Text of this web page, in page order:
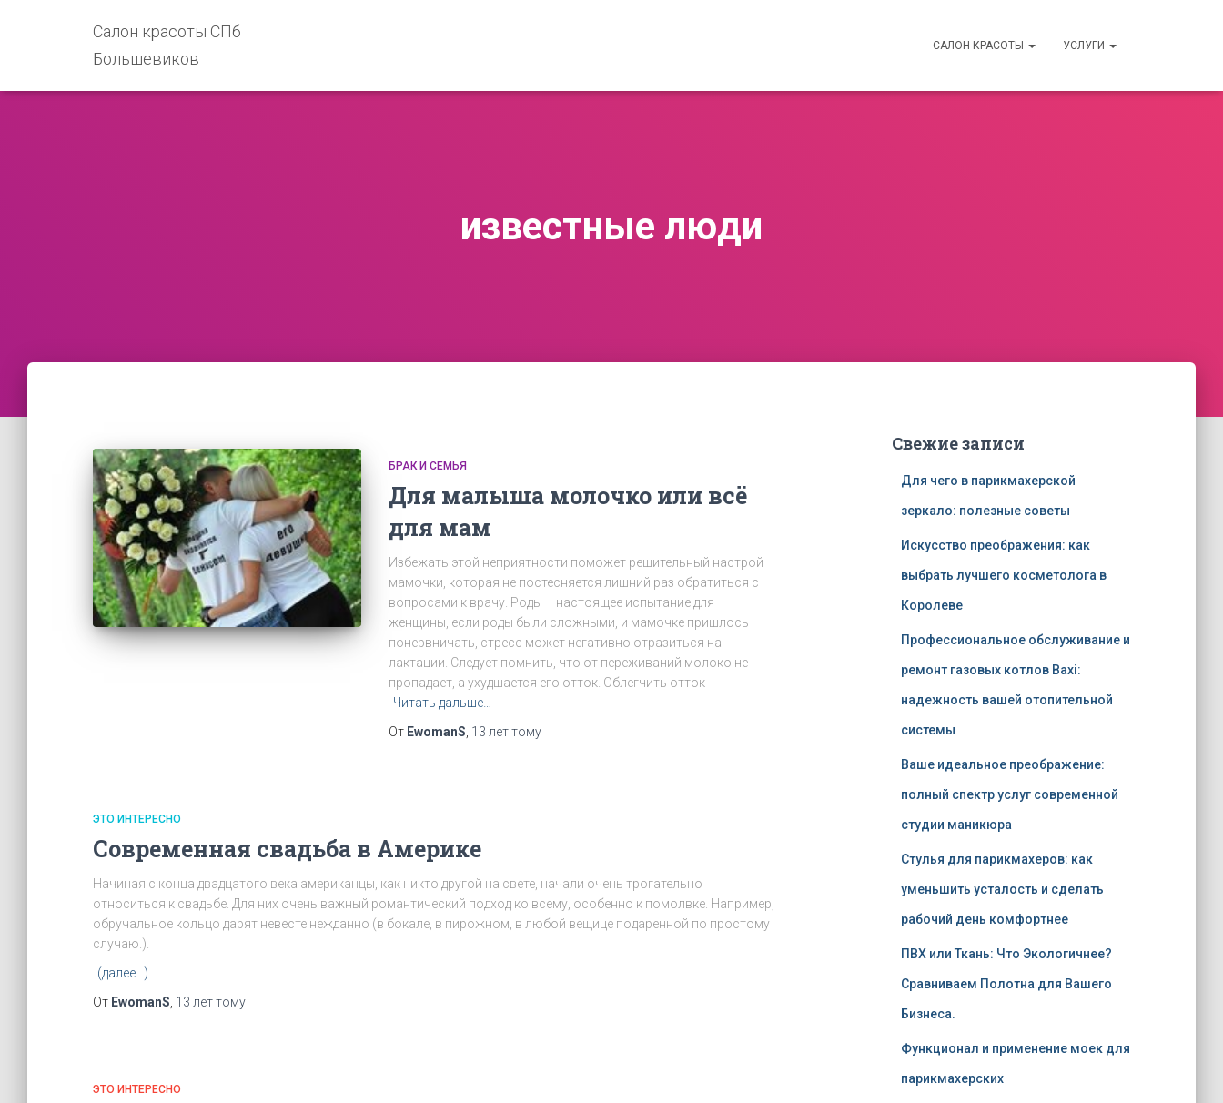
Салон красоты СПб
Большевиков
САЛОН КРАСОТЫ УСЛУГИ
известные люди
БРАК И СЕМЬЯ
Для малыша молочко или всё
для мам
Избежать этой неприятности поможет решительный настрой
мамочки, которая не постесняется лишний раз обратиться с
вопросами к врачу. Роды – настоящее испытание для
женщины, если роды были сложными, и мамочке пришлось
понервничать, стресс может негативно отразиться на
лактации. Следует помнить, что от переживаний молоко не
пропадает, а ухудшается его отток. Облегчить отток
Читать дальше…
От EwomanS 13 леттому
ЭТО ИНТЕРЕСНО
Современная свадьба в Америке
Начиная с конца двадцатого века американцы, как никто другой на свете, начали очень трогательно
относиться к свадьбе. Для них очень важный романтический подход ко всему, особенно к помолвке. Например,
обручальное кольцо дарят невесте нежданно (в бокале, в пирожном, в любой вещице подаренной по простому
случаю.).
(далее…)
От EwomanS 13 леттому
ЭТО ИНТЕРЕСНО
Свежие записи
Для чего в парикмахерской
зеркало: полезные советы
Искусство преображения: как
выбрать лучшего косметолога в
Королеве
Профессиональное обслуживание и
ремонт газовых котлов Baxi:
надежность вашей отопительной
системы
Ваше идеальное преображение:
полный спектр услуг современной
студии маникюра
Стулья для парикмахеров: как
уменьшить усталость и сделать
рабочий день комфортнее
ПВХ или Ткань: Что Экологичнее?
Сравниваем Полотна для Вашего
Бизнеса.
Функционал и применение моек для
парикмахерских